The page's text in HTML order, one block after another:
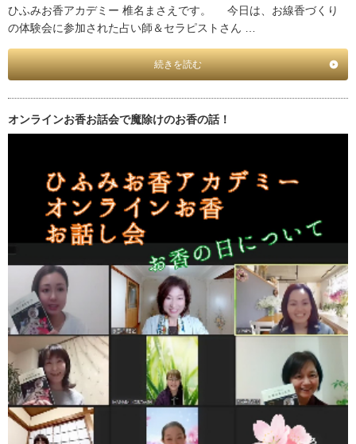
ひふみお香アカデミー 椎名まさえです。 今日は、お線香づくり
の体験会に参加された占い師＆セラピストさん …
続きを読む
オンラインお香お話会で魔除けのお香の話！